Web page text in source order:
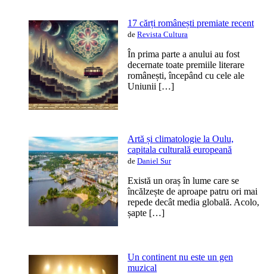
17 cărți românești premiate recent
de Revista Cultura
În prima parte a anului au fost
decernate toate premiile literare
românești, începând cu cele ale
Uniunii […]
Artă și climatologie la Oulu,
capitala culturală europeană
de Daniel Sur
Există un oraș în lume care se
încălzește de aproape patru ori mai
repede decât media globală. Acolo,
șapte […]
Un continent nu este un gen
muzical